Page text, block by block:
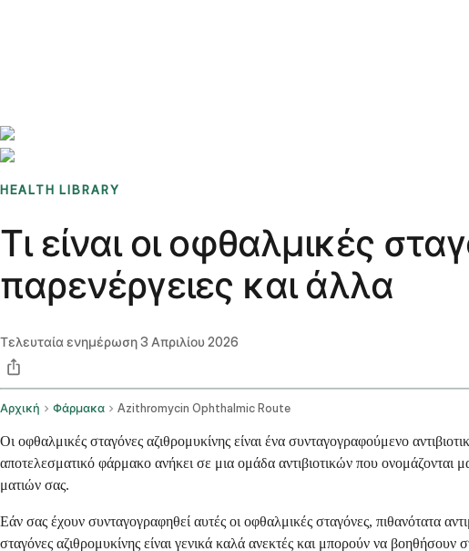
HEALTH LIBRARY
Τι είναι οι οφθαλμικές
παρενέργειες και άλλα
Τελευταία ενημέρωση3 Απριλίου 2026
Αρχική Φάρμακα Azithromycin Ophthalmic Route
Οι οφθαλμικές σταγόνες αζιθρομυκίνης είναι ένα συνταγογραφούμενο
αποτελεσματικό φάρμακο ανήκει σε μια ομάδα αντιβιοτικών που
ματιών σας.
Εάν σας έχουν συνταγογραφηθεί αυτές οι οφθαλμικές σταγόνες, πιθανότατα
σταγόνες αζιθρομυκίνης είναι γενικά καλά ανεκτές και μπορούν να